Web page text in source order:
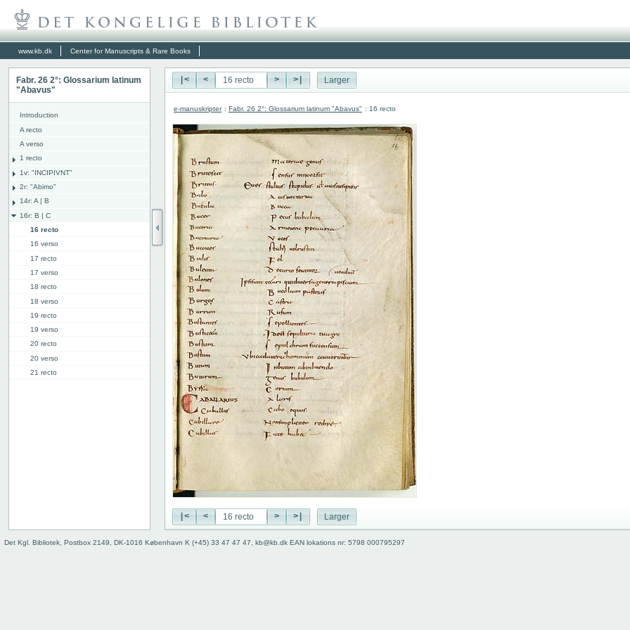
www.kb.dk Center for Manuscripts & Rare Books
Fabr. 26 2°: Glossarium latinum
"Abavus"
Introduction
A recto
A verso
1 recto
1v: "INCIPIVNT"
2r: "Abimo"
14r: A | B
16r: B | C
16 recto
16 verso
17 recto
17 verso
18 recto
18 verso
19 recto
19 verso
20 recto
20 verso
21 recto
26 verso
27 recto
|< < > >| Larger
e-manuskripter : Fabr. 26 2°: Glossarium latinum "Abavus" : 16 recto
|< < > >| Larger
Det Kgl. Bibliotek, Postbox 2149, DK-1016 København K (+45) 33 47 47 47, kb@kb.dk EAN lokations nr: 5798 000795297